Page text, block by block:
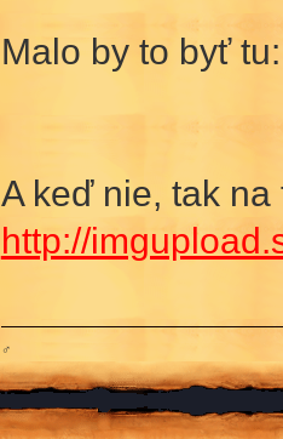
Malo by to byť tu:
A keď nie, tak
http://
♂